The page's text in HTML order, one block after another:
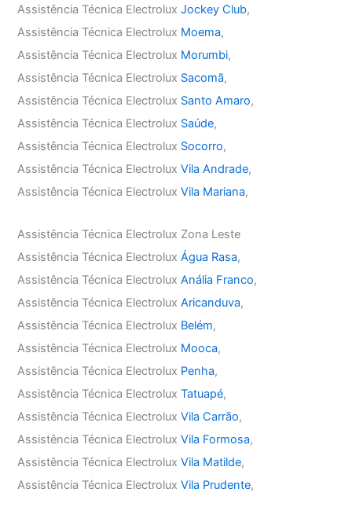
Assistência Técnica ElectroluxJockey Club,
Assistência Técnica Electrolux Moema,
Assistência Técnica Electrolux Morumbi,
Assistência Técnica Electrolux Sacomã,
Assistência Técnica Electrolux Santo Amaro,
Assistência Técnica Electrolux Saúde,
Assistência Técnica Electrolux Socorro,
Assistência Técnica ElectroluxVila Andrade,
Assistência Técnica ElectroluxVila Mariana,
Assistência Técnica Electrolux Zona Leste
Assistência Técnica ElectroluxÁgua Rasa,
Assistência Técnica ElectroluxAnália Franco,
Assistência Técnica ElectroluxAricanduva,
Assistência Técnica Electrolux Belém,
Assistência Técnica Electrolux Mooca,
Assistência Técnica Electrolux Penha,
Assistência Técnica ElectroluxTatuapé,
Assistência Técnica ElectroluxVila Carrão,
Assistência Técnica ElectroluxVila Formosa,
Assistência Técnica ElectroluxVila Matilde,
Assistência Técnica ElectroluxVila Prudente,